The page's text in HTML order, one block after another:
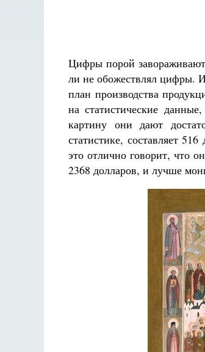
Цифры порой
ли не обожествлял цифры.
план производства
на статистические
картину они дают
статистике, составляет
это отлично говорит, что
2368 долларов, и лучше